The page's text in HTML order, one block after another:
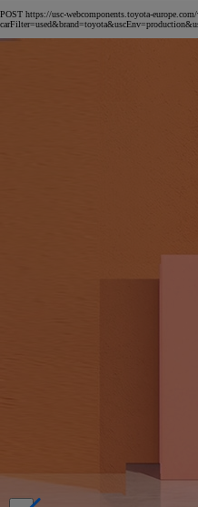
POST https://usc-webcomponents.toyota-